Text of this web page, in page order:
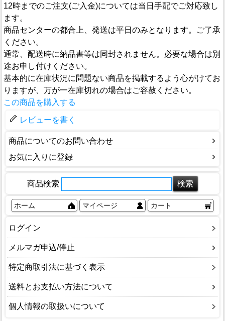
12時までのご注文(ご入金)については当日手配でご対応致し
ます。
商品センターの都合上、発送は平日のみとなります。ご了承
ください。
通常、配送時に納品書等は同封されません。必要な場合は別
途お申し付けください。
基本的に在庫状況に問題ない商品を掲載するよう心がけてお
りますが、万が一在庫切れの場合はご容赦ください。
この商品を購入する
レビューを書く
商品についてのお問い合わせ
お気に入りに登録
商品検索
ホーム マイページ カート
ログイン
メルマガ申込/停止
特定商取引法に基づく表示
送料とお支払い方法について
個人情報の取扱いについて